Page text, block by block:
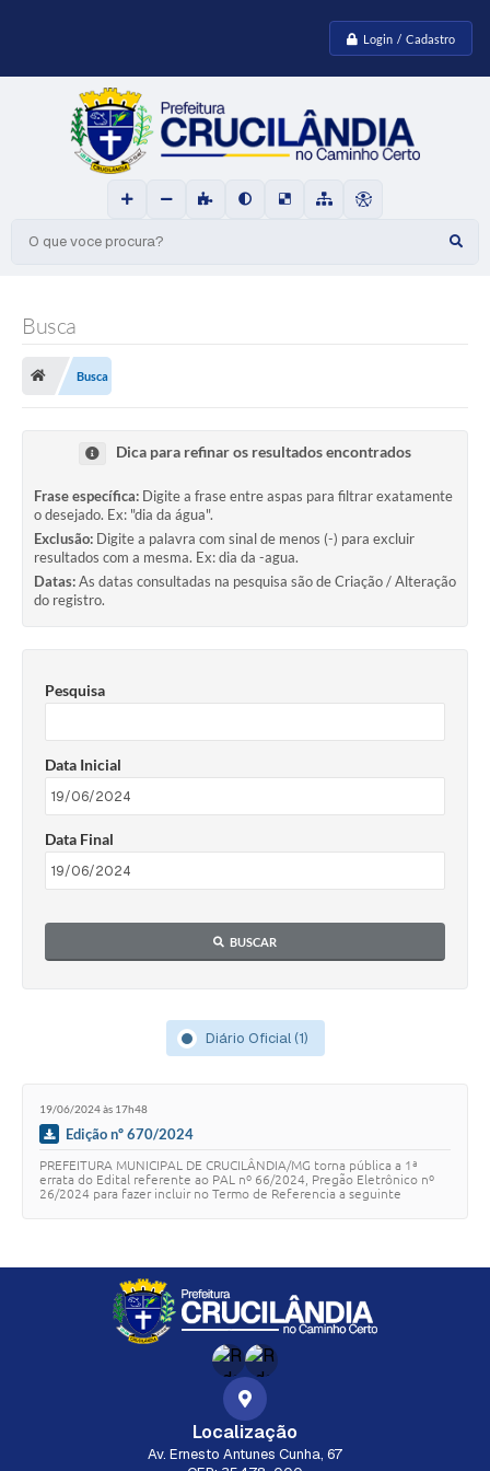
Login / Cadastro
O que voce procura?
Busca
Busca
Dica para refinar os resultados encontrados
Frase específica: Digite a frase entre aspas para filtrar exatamente
o desejado. Ex: "dia da água".
Exclusão: Digite a palavra com sinal de menos (-) para excluir
resultados com a mesma. Ex: dia da -agua.
Datas:As datas consultadas na pesquisa são de Criação / Alteração
do registro.
Pesquisa
Data Inicial
Data Final
BUSCAR
Diário Oficial (1)
19/06/2024 às 17h48
Edição nº 670/2024
PREFEITURA MUNICIPAL DE CRUCILÂNDIA/MG torna pública a 1ª
errata do Edital referente ao PAL nº 66/2024, Pregão Eletrônico nº
26/2024 para fazer incluir no Termo de Referencia a seguinte
Localização
Av. Ernesto Antunes Cunha, 67